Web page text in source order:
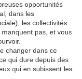
opportunités
dans les
les collectivités
pas, et vous
dans ce
qui dure depuis des
qui en subissent les